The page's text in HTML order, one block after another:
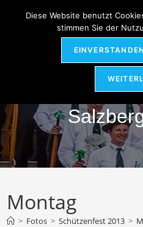
Hubertus-
Montag
> Fotos > Schützenfest 2013 >
Diese Website benutzt
stimmen Sie der